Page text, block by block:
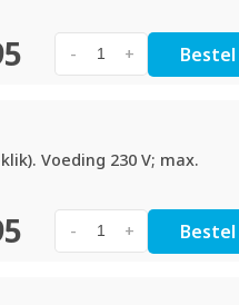
+
- Bestel
Voeding 230 V; max.
+
- Bestel